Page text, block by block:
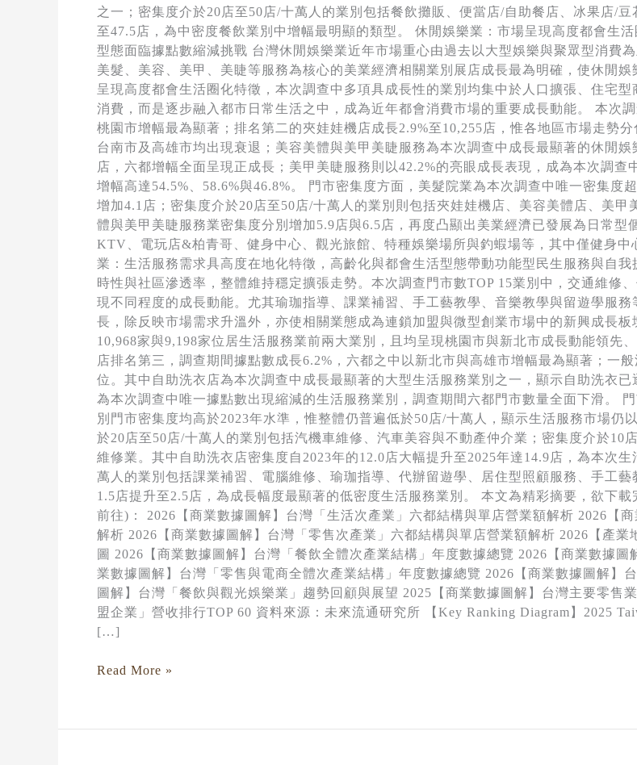
之一；密集度介於20店至50店/十萬人的業別包括餐飲攤販、便當店/自助餐店、冰果店/
至47.5店，為中密度餐飲業別中增幅最明顯的類型。 休閒娛樂業：市場呈現高度都會生
型態面臨據點數縮減挑戰 台灣休閒娛樂業近年市場重心由過去以大型娛樂與聚眾型消費
美髮、美容、美甲、美睫等服務為核心的美業經濟相關業別展店成長最為明確，使休閒
呈現高度都會生活圈化特徵，本次調查中多項具成長性的業別均集中於人口擴張、住宅
消費，而是逐步融入都市日常生活之中，成為近年都會消費市場的重要成長動能。 本次
桃園市增幅最為顯著；排名第二的夾娃娃機店成長2.9%至10,255店，惟各地區市場走勢
台南市及高雄市均出現衰退；美容美體與美甲美睫服務為本次調查中成長最顯著的休閒
店，六都增幅全面呈現正成長；美甲美睫服務則以42.2%的亮眼成長表現，成為本次調
增幅高達54.5%、58.6%與46.8%。 門市密集度方面，美髮院業為本次調查中唯一密集度
增加4.1店；密集度介於20店至50店/十萬人的業別則包括夾娃娃機店、美容美體店、美
體與美甲美睫服務業密集度分別增加5.9店與6.5店，再度凸顯出美業經濟已發展為日常
KTV、電玩店&柏青哥、健身中心、觀光旅館、特種娛樂場所與釣蝦場等，其中僅健身
業：生活服務需求具高度在地化特徵，高齡化與都會生活型態帶動功能型民生服務與自
時性與社區滲透率，整體維持穩定擴張走勢。本次調查門市數TOP 15業別中，交通維修
現不同程度的成長動能。尤其瑜珈指導、課業補習、手工藝教學、音樂教學與留遊學服
長，除反映市場需求升溫外，亦使相關業態成為連鎖加盟與微型創業市場中的新興成長
10,968家與9,198家位居生活服務業前兩大業別，且均呈現桃園市與新北市成長動能領先
店排名第三，調查期間據點數成長6.2%，六都之中以新北市與高雄市增幅最為顯著；一
位。其中自助洗衣店為本次調查中成長最顯著的大型生活服務業別之一，顯示自助洗衣
為本次調查中唯一據點數出現縮減的生活服務業別，調查期間六都門市數量全面下滑。
別門市密集度均高於2023年水準，惟整體仍普遍低於50店/十萬人，顯示生活服務市場仍
於20店至50店/十萬人的業別包括汽機車維修、汽車美容與不動產仲介業；密集度介於10
維修業。其中自助洗衣店密集度自2023年的12.0店大幅提升至2025年達14.9店，為本次
萬人的業別包括課業補習、電腦維修、瑜珈指導、代辦留遊學、居住型照顧服務、手工
1.5店提升至2.5店，為成長幅度最顯著的低密度生活服務業別。 本文為精彩摘要，欲下
前往)： 2026【商業數據圖解】台灣「生活次產業」六都結構與單店營業額解析 2026【
解析 2026【商業數據圖解】台灣「零售次產業」六都結構與單店營業額解析 2026【產
圖 2026【商業數據圖解】台灣「餐飲全體次產業結構」年度數據總覽 2026【商業數據
業數據圖解】台灣「零售與電商全體次產業結構」年度數據總覽 2026【商業數據圖解】
圖解】台灣「餐飲與觀光娛樂業」趨勢回顧與展望 2025【商業數據圖解】台灣主要零售
盟企業」營收排行TOP 60 資料來源：未來流通研究所 【Key Ranking Diagram】2025
[…]
Read More »